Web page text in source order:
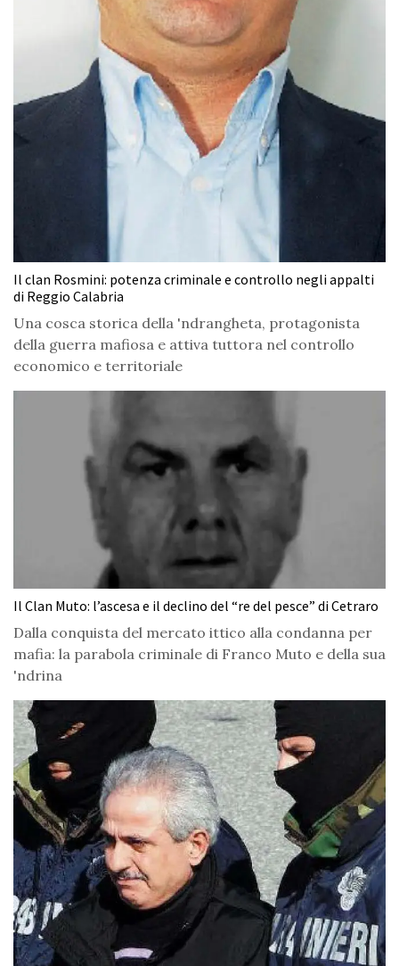
Il clan Rosmini: potenza criminale e controllo negli appalti
di Reggio Calabria
Una cosca storica della 'ndrangheta, protagonista
della guerra mafiosa e attiva tuttora nel controllo
economico e territoriale
Il Clan Muto: l’ascesa e il declino del “re del pesce” di Cetraro
Dalla conquista del mercato ittico alla condanna per
mafia: la parabola criminale di Franco Muto e della sua
'ndrina